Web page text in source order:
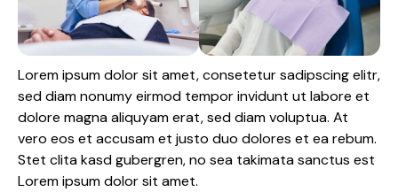
Lorem ipsum dolor sit amet, consetetur sadipscing elitr,
sed diam nonumy eirmod tempor invidunt ut labore et
dolore magna aliquyam erat, sed diam voluptua. At
vero eos et accusam et justo duo dolores et ea rebum.
Stet clita kasd gubergren, no sea takimata sanctus est
Lorem ipsum dolor sit amet.